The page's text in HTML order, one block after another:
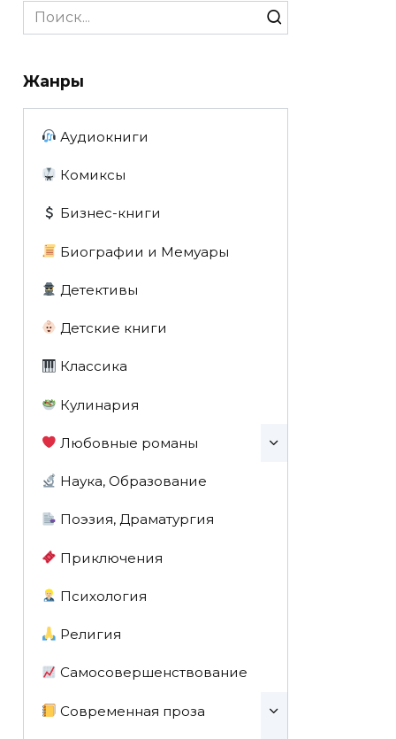
Search
for:
Жанры
Аудиокниги
Комиксы
Бизнес-книги
Биографии и Мемуары
Детективы
Детские книги
Классика
Кулинария
Любовные романы
Наука, Образование
Поэзия, Драматургия
Приключения
Психология
Религия
Самосовершенствование
Современная проза